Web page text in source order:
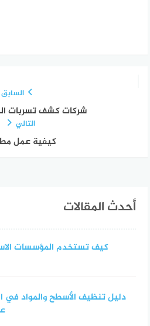
السابق
شركات كشف تسربات
التالي
كيفية عمل
أحدث المقالات
كيف تستخدم المؤسسات
دليل تنظيف الأسطح والمواد في